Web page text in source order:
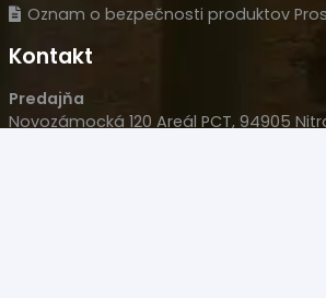
Oznam o bezpečnosti produktov
Kontakt
Predajňa
Novozámocká 120 Areál PCT, 94905